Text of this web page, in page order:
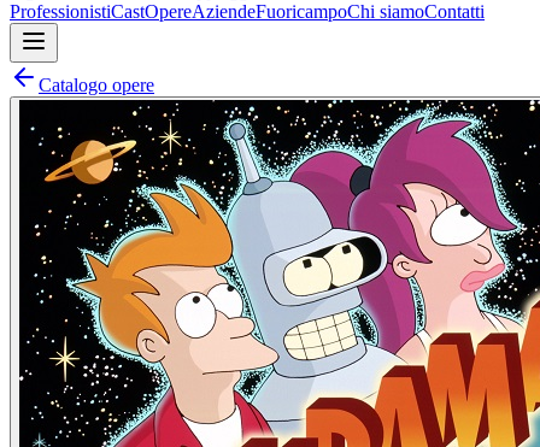
ProfessionistiCastOpereAziendeFuoricampoChi siamoContatti
Catalogo opere